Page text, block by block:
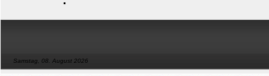
Samstag, 08. August 2026